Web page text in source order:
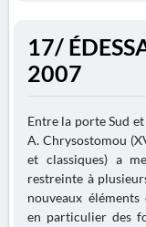
17/
2007
Entre la porte Sud
A. Chrysostomou
et classiques) a
restreinte à
nouveaux
en particulier des